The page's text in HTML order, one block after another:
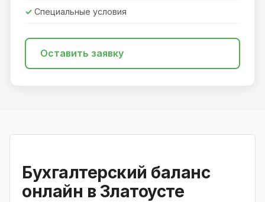
Специальные условия
Оставить заявку
Бухгалтерский баланс
онлайн в Златоусте